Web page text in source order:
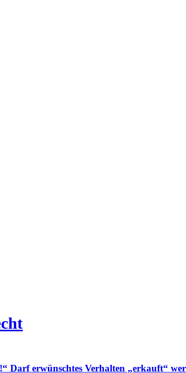
Darf erwünschtes Verhalten „erkauft“